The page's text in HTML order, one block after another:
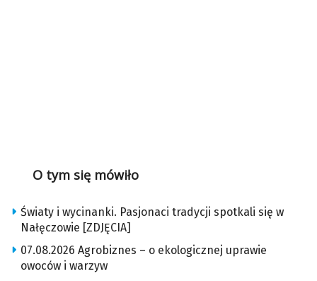
O tym się mówiło
Światy i wycinanki. Pasjonaci tradycji spotkali się w
Nałęczowie [ZDJĘCIA]
07.08.2026 Agrobiznes – o ekologicznej uprawie
owoców i warzyw